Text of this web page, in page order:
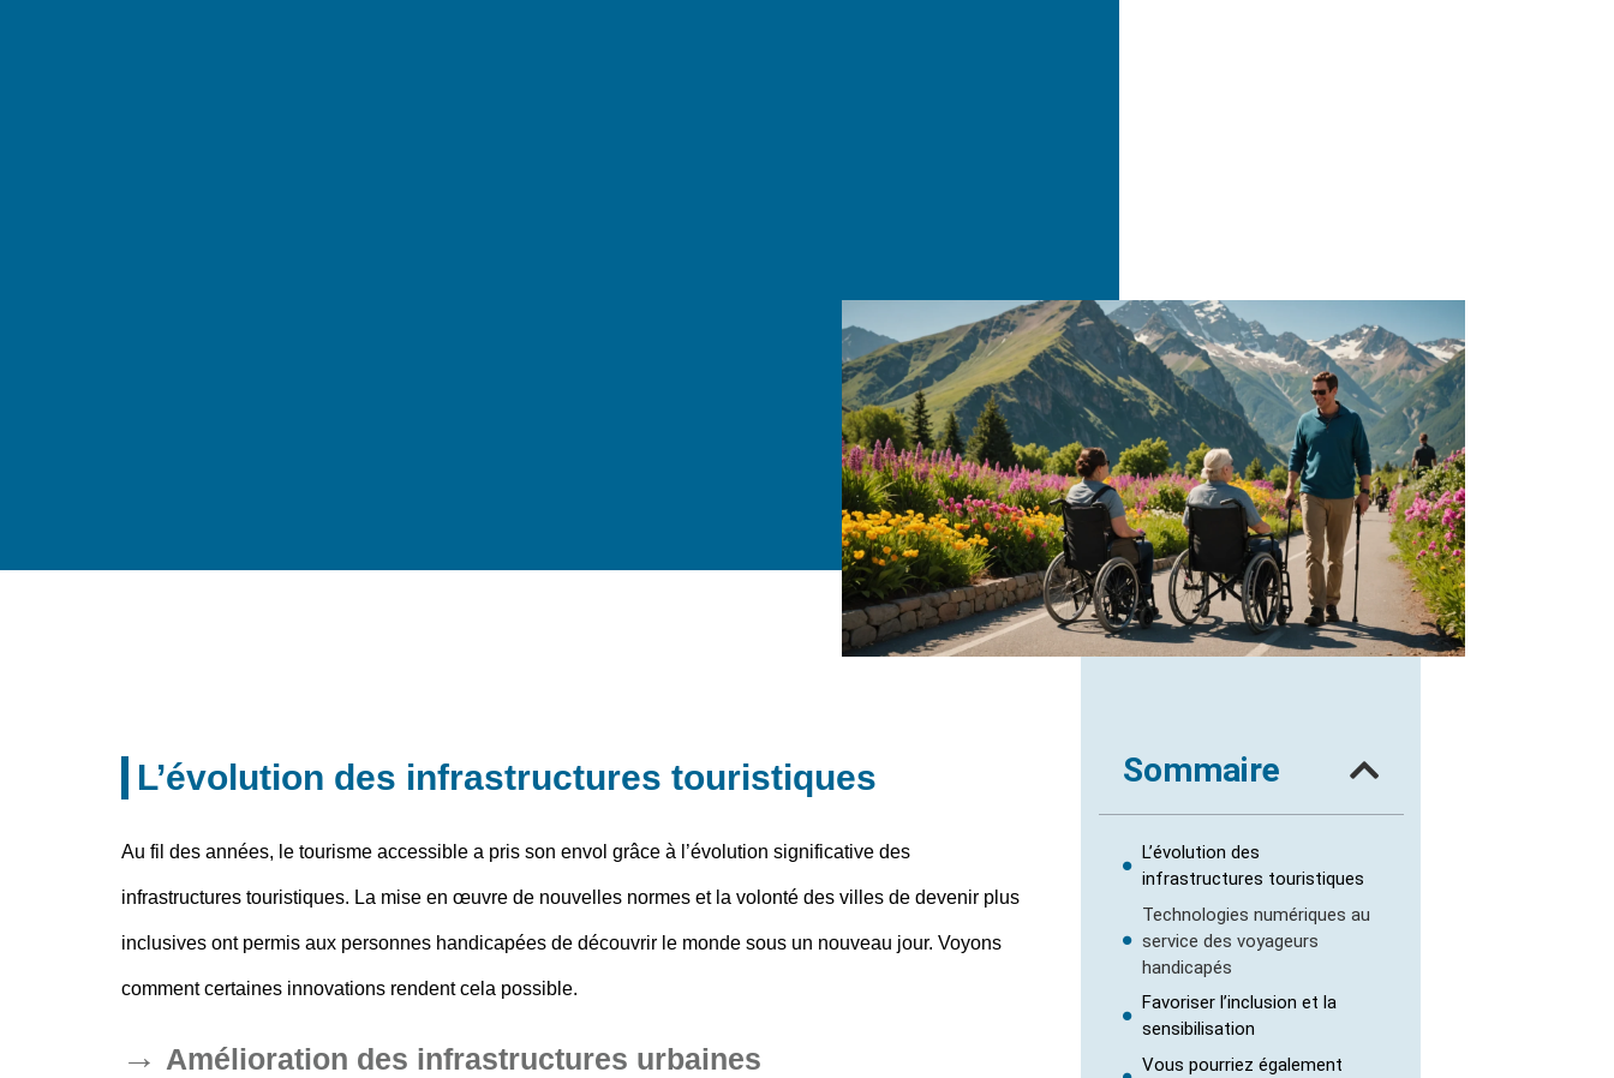
L’évolution des infrastructures touristiques
Au fil des années, le tourisme accessible a pris son envol grâce à l’évolution significativedes
infrastructures touristiques. La mise en œuvre de nouvelles normes et la volonté des villes de devenir plus
inclusives ont permis aux personnes handicapées de découvrir le monde sous un nouveau jour. Voyons
comment certaines innovations rendent cela possible.
Amélioration des infrastructures urbaines
Sommaire
L’évolution des
infrastructures touristiques
Technologies numériques au
service des voyageurs
handicapés
Favoriser l’inclusion et la
sensibilisation
Vous pourriez également